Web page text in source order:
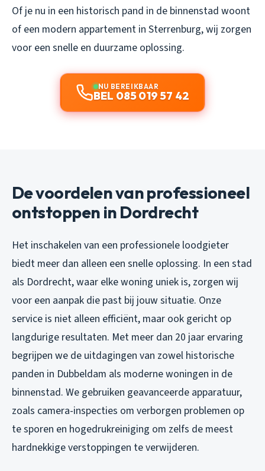
Of je nu in een historisch pand in de binnenstad woont
of een modern appartement in Sterrenburg, wij zorgen
voor een snelle en duurzame oplossing.
NU BEREIKBAAR
BEL 085 019 57 42
De voordelen van professioneel
ontstoppen in Dordrecht
Het inschakelen van een professionele loodgieter
biedt meer dan alleen een snelle oplossing. In een stad
als Dordrecht, waar elke woning uniek is, zorgen wij
voor een aanpak die past bij jouw situatie. Onze
service is niet alleen efficiënt, maar ook gericht op
langdurige resultaten. Met meer dan 20 jaar ervaring
begrijpen we de uitdagingen van zowel historische
panden in Dubbeldam als moderne woningen in de
binnenstad. We gebruiken geavanceerde apparatuur,
zoals camera-inspecties om verborgen problemen op
te sporen en hogedrukreiniging om zelfs de meest
hardnekkige verstoppingen te verwijderen.